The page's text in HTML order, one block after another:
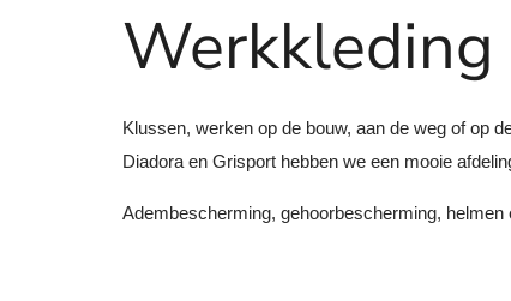
Werkkleding
Klussen, werken op de bouw, aan de weg of op
Diadora en Grisport hebben we een mooie
Adembescherming, gehoorbescherming,